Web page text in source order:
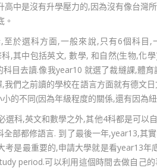
高中是沒有升學壓力的,因為沒有像台灣
。
至於選科方面,一般來說,只有6個科目,
,其中包括英文, 數學, 和自然(生物,化
目去讀.像我year10 就選了裁縫課,體
我們之前讀的學校在語言方面就有德文
的不同(因為年級程度的關係,還有因為
選科,英文和數學之外,其他4科都是可以
全部都修語言. 到了最後一年,year13,其
考是最重要的,申請大學就是看year13年
period.可以利用這個時間去做自己